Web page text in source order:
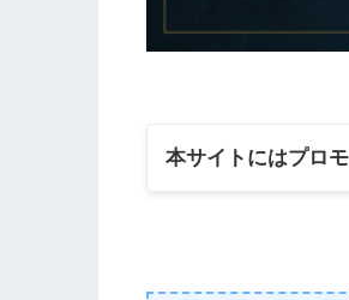
本サイトにはプロ